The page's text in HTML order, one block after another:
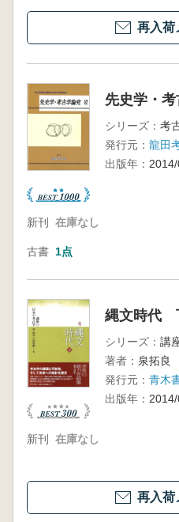
再入荷
先史学・
シリーズ：
発行元： 龍田
出版年：
新刊 在庫なし
古書 1点
縄文時代
シリーズ： 講
著者： 泉拓
発行元： 青木
出版年：
新刊 在庫なし
再入荷